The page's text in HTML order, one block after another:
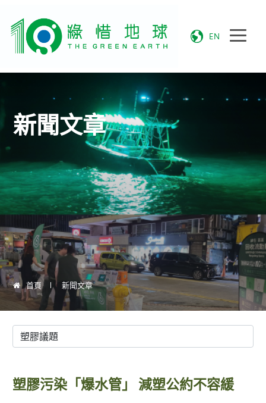
EN
新聞文章
首頁 新聞文章
塑膠污染「爆水管」 減塑公約不容緩